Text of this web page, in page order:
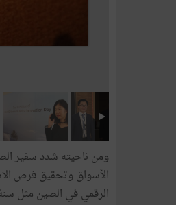
ومن ناحيته شدد سفير
الأسواق وتحقيق فرص
الرقمي في الصين مثل سنة 2018 نسبة 34 بالمائة من الناتج الداخلي